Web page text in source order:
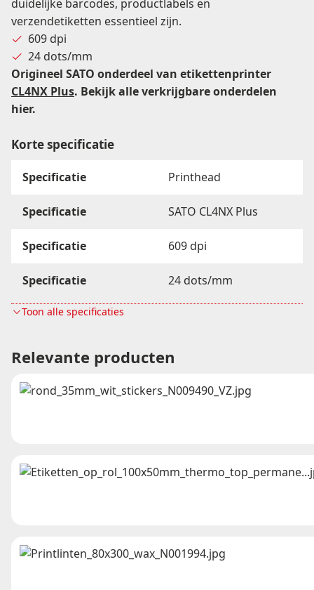
duidelijke barcodes, productlabels en
verzendetiketten essentieel zijn.
609 dpi
24 dots/mm
Origineel SATO onderdeel van etikettenprinter
CL4NX Plus. Bekijk alle verkrijgbare onderdelen
hier.
Korte specificatie
Specificatie Printhead
Specificatie SATO CL4NX Plus
Specificatie 609 dpi
Specificatie 24 dots/mm
Specificatie
Toon alle specificaties
Relevante producten